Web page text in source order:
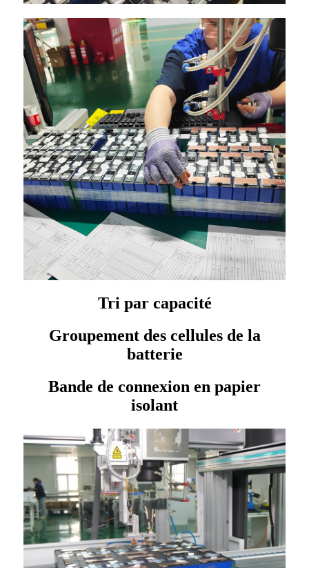
Tri par capacité
Groupement des cellules de la
batterie
Bande de connexion en papier
isolant